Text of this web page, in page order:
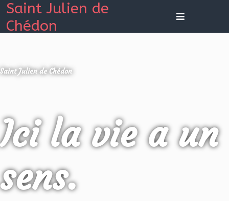
Saint Julien de
Chédon
Saint Julien de Chédon
Ici la vie a un
sens.